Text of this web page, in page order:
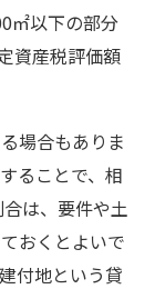
㎡以下の部分
資産税評価額
場合もありま
ることで、相
は、要件や土
おくとよいで
付地という貸